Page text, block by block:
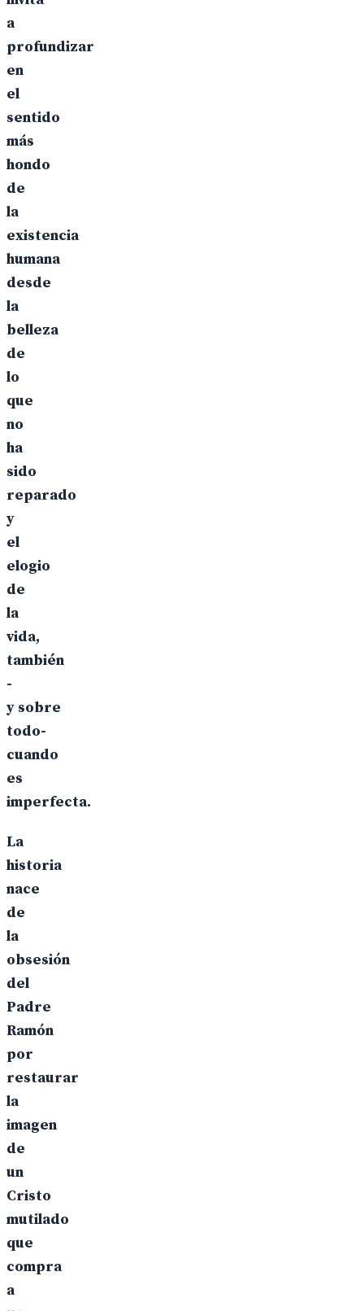
a
profundizar
en
el
sentido
más
hondo
de
la
existencia
humana
desde
la
belleza
de
lo
que
no
ha
sido
reparado
y
el
elogio
de
la
vida,
también
-
y sobre
todo-
cuando
es
imperfecta.
La
historia
nace
de
la
obsesión
del
Padre
Ramón
por
restaurar
la
imagen
de
un
Cristo
mutilado
que
compra
a